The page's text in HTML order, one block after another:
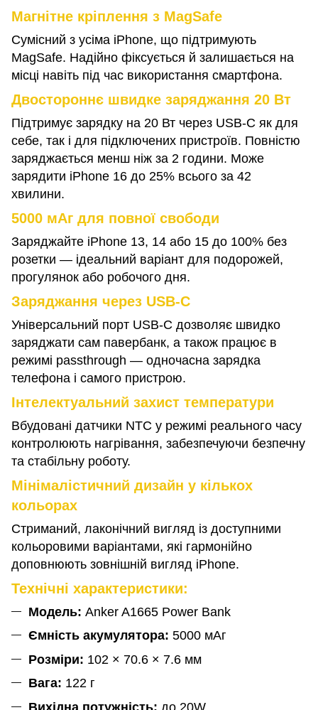
Магнітне кріплення з MagSafe
Сумісний з усіма iPhone, що підтримують
MagSafe. Надійно фіксується й залишається на
місці навіть під час використання смартфона.
Двостороннє швидке заряджання 20 Вт
Підтримує зарядку на 20 Вт через USB-C як для
себе, так і для підключених пристроїв. Повністю
заряджається менш ніж за 2 години. Може
зарядити iPhone 16 до 25% всього за 42
хвилини.
5000 мАг для повної свободи
Заряджайте iPhone 13, 14 або 15 до 100% без
розетки — ідеальний варіант для подорожей,
прогулянок або робочого дня.
Заряджання через USB-C
Універсальний порт USB-C дозволяє швидко
заряджати сам павербанк, а також працює в
режимі passthrough — одночасна зарядка
телефона і самого пристрою.
Інтелектуальний захист температури
Вбудовані датчики NTC у режимі реального часу
контролюють нагрівання, забезпечуючи безпечну
та стабільну роботу.
Мінімалістичний дизайн у кількох
кольорах
Стриманий, лаконічний вигляд із доступними
кольоровими варіантами, які гармонійно
доповнюють зовнішній вигляд iPhone.
Технічні характеристики:
Модель: Anker A1665 Power Bank
Ємність акумулятора: 5000 мАг
Розміри: 102 × 70.6 × 7.6 мм
Вага: 122 г
Вихідна потужність: до 20W